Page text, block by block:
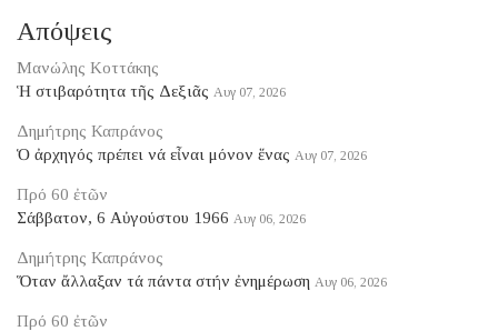
Απόψεις
Μανώλης Κοττάκης
Ἡ στιβαρότητα τῆς Δεξιᾶς Αυγ 07, 2026
Δημήτρης Καπράνος
Ὁ ἀρχηγός πρέπει νά εἶναι μόνον ἕνας Αυγ 07, 2026
Πρό 60 ἐτῶν
Σάββατον, 6 Αὐγούστου 1966 Αυγ 06, 2026
Δημήτρης Καπράνος
Ὅταν ἄλλαξαν τά πάντα στήν ἐνημέρωση Αυγ 06, 2026
Πρό 60 ἐτῶν